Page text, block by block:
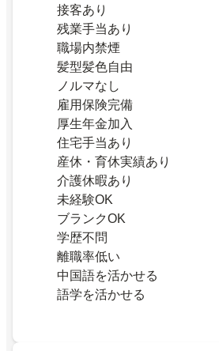
接客あり
残業手当あり
職場内禁煙
髪型髪色自由
ノルマなし
雇用保険完備
厚生年金加入
住宅手当あり
産休・育休実績あり
介護休暇あり
未経験OK
ブランクOK
学歴不問
離職率低い
中国語を活かせる
語学を活かせる